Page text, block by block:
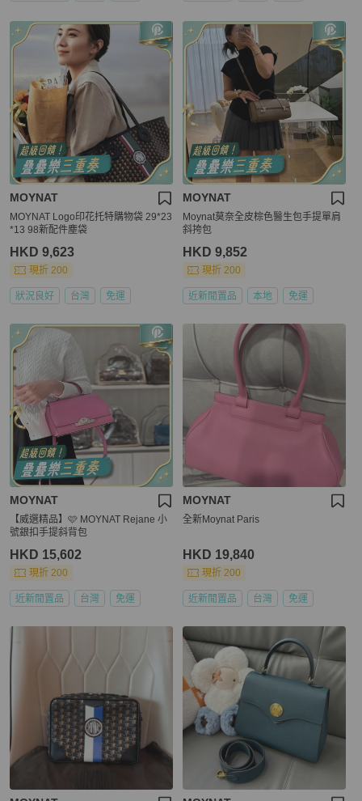
MOYNAT
MOYNAT Logo印花托特購物袋 29*23
*13 98新配件塵袋
HKD 9,623
現折 200
狀況良好 台灣 免運
MOYNAT
Moynat莫奈全皮棕色醫生包手提單肩
斜挎包
HKD 9,852
現折 200
近新閒置品 本地 免運
MOYNAT
【威選精品】🩷 MOYNAT Rejane 小
號銀扣手提斜背包
HKD 15,602
現折 200
近新閒置品 台灣 免運
MOYNAT
全新Moynat Paris
HKD 19,840
現折 200
近新閒置品 台灣 免運